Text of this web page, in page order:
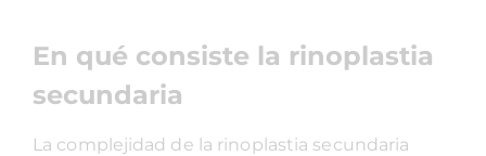
En qué consiste la rinoplastia
secundaria
La complejidad de la rinoplastia secundaria